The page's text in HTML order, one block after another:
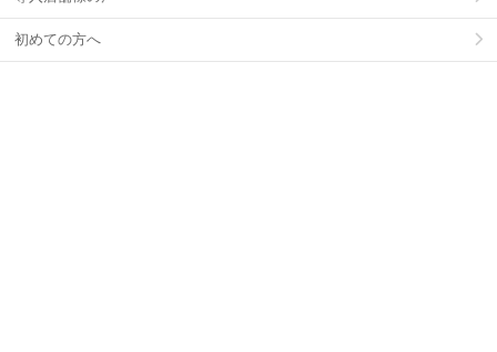
初めての方へ